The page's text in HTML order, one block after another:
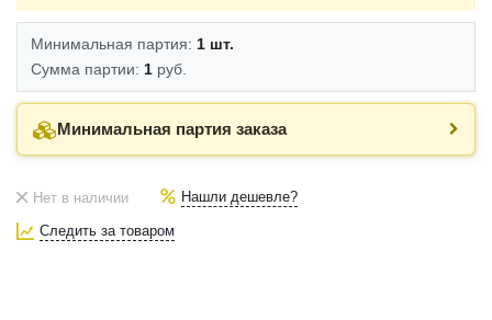
Минимальная партия: 1 шт.
Сумма партии: 1 руб.
Минимальная партия заказа
Нет в наличии Нашли дешевле?
Следить за товаром